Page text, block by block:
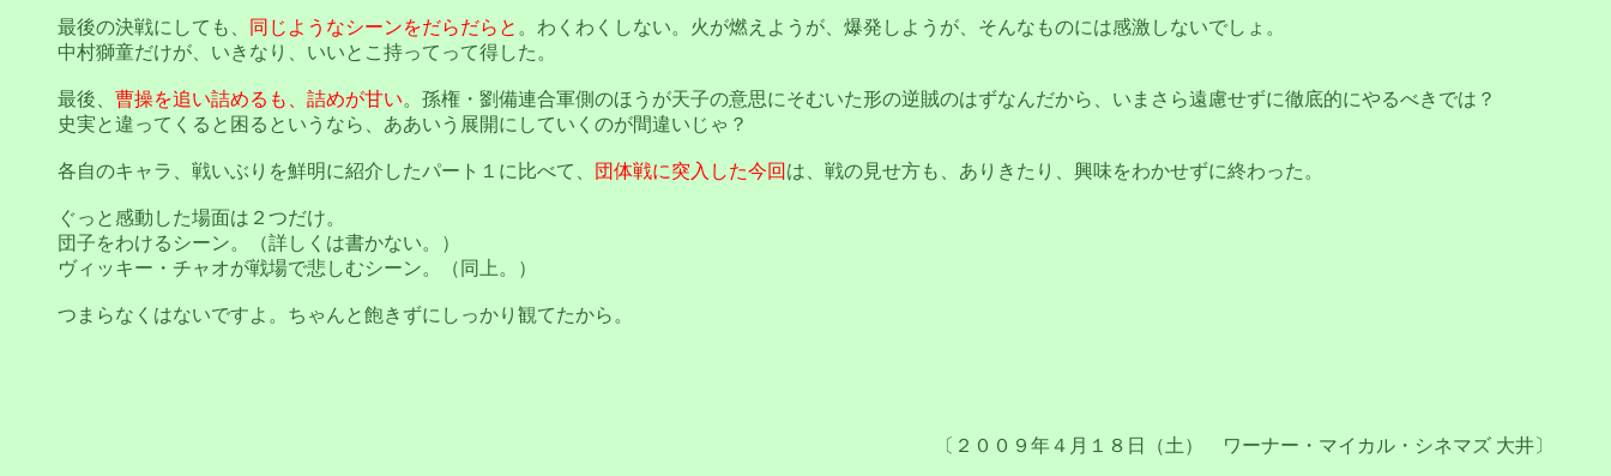
最後の決戦にしても、 同じようなシーンをだらだらと 。わくわくしない。火が燃えようが、爆発しようが、そんなものには感激しないでしょ。
中村獅童だけが、いきなり、いいとこ持ってって得した。
最後、 曹操を追い詰めるも、詰めが甘い。孫権・劉備連合軍側のほうが天子の意思にそむいた形の逆賊のはずなんだから、いまさら遠慮せずに徹底的にやるべきでは？
史実と違ってくると困るというなら、ああいう展開にしていくのが間違いじゃ？
各自のキャラ、戦いぶりを鮮明に紹介したパート１に比べて、 団体戦に突入した今回 は、戦の見せ方も、ありきたり、興味をわかせずに終わった。
ぐっと感動した場面は２つだけ。
団子をわけるシーン。（詳しくは書かない。）
ヴィッキー・チャオが戦場で悲しむシーン。（同上。）
つまらなくはないですよ。ちゃんと飽きずにしっかり観てたから。
〔２００９年４月１８日（土） ワーナー・マイカル・シネマズ 大井〕